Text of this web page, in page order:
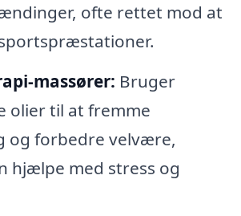
ofte rettet mod at
massører: Bruger
olier til at fremme
og forbedre velvære,
hjælpe med stress og